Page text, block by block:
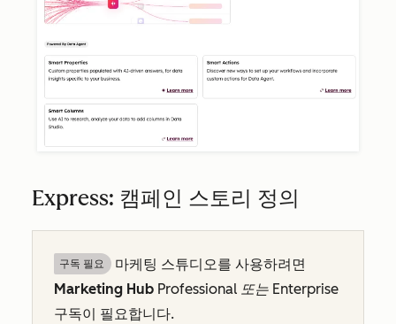
Express: 캠페인 스토리 정의
구독 필요
마케팅 스튜디오를 사용하려면
Marketing Hub Professional 또는 Enterprise
구독이 필요합니다.